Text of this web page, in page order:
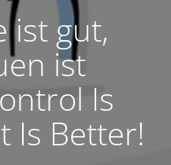
ist gut,
ist
Is
Is Better!